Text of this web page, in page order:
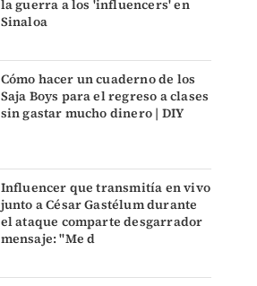
la guerra a los 'influencers' en
Sinaloa
Cómo hacer un cuaderno de los
Saja Boys para el regreso a clases
sin gastar mucho dinero | DIY
Influencer que transmitía en vivo
junto a César Gastélum durante
el ataque comparte desgarrador
mensaje: "Me d